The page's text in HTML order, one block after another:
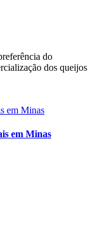
do
dos queijos
em Minas